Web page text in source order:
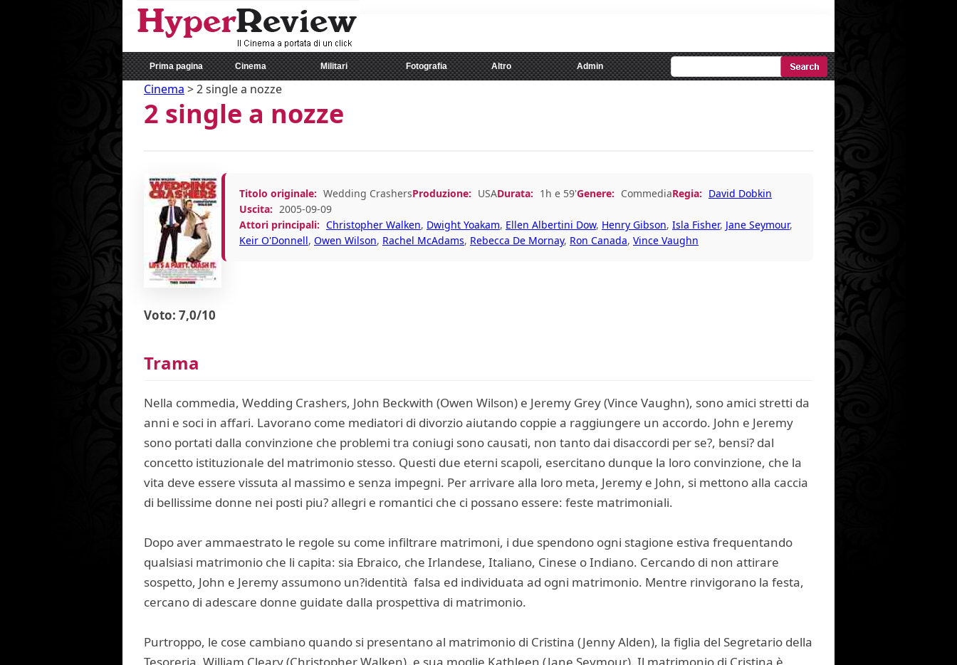
Prima pagina Cinema Militari Fotografia Altro Admin
Cinema >2 single a nozze
2 single a nozze
Titolo originale: Wedding CrashersProduzione: USADurata: 1h e 59'Genere: CommediaRegia: David Dobkin
Uscita: 2005-09-09
Attori principali: Christopher Walken, Dwight Yoakam, Ellen Albertini Dow, Henry Gibson, Isla Fisher, Jane Seymour,
Keir O'Donnell, Owen Wilson, Rachel McAdams, Rebecca De Mornay, Ron Canada, Vince Vaughn
Voto: 7,0/10
Trama
Nella commedia, Wedding Crashers, John Beckwith (Owen Wilson) e Jeremy Grey (Vince Vaughn), sono amici stretti da
anni e soci in affari. Lavorano come mediatori di divorzio aiutando coppie a raggiungere un accordo. John e Jeremy
sono portati dalla convinzione che problemi tra coniugi sono causati, non tanto dai disaccordi per se?, bensi? dal
concetto istituzionale del matrimonio stesso. Questi due eterni scapoli, esercitano dunque la loro convinzione, che la
vita deve essere vissuta al massimo e senza impegni. Per arrivare alla loro meta, Jeremy e John, si mettono alla caccia
di bellissime donne nei posti piu? allegri e romantici che ci possano essere: feste matrimoniali.
Dopo aver ammaestrato le regole su come infiltrare matrimoni, i due spendono ogni stagione estiva frequentando
qualsiasi matrimonio che li capita: sia Ebraico, che Irlandese, Italiano, Cinese o Indiano. Cercando di non attirare
sospetto, John e Jeremy assumono un?identità falsa ed individuata ad ogni matrimonio. Mentre rinvigorano la festa,
cercano di adescare donne guidate dalla prospettiva di matrimonio.
Purtroppo, le cose cambiano quando si presentano al matrimonio di Cristina (Jenny Alden), la figlia del Segretario della